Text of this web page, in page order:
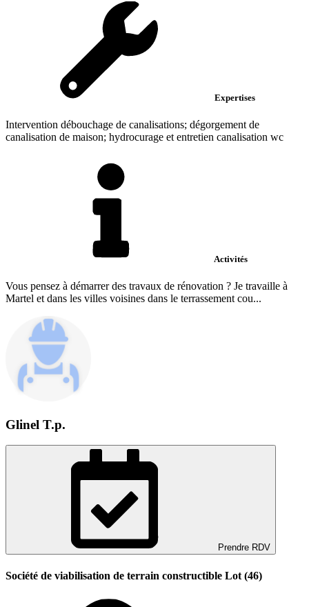
Expertises
Intervention débouchage de canalisations; dégorgement de
canalisation de maison; hydrocurage et entretien canalisation wc
Activités
Vous pensez à démarrer des travaux de rénovation ? Je travaille à
Martel et dans les villes voisines dans le terrassement cou...
Glinel T.p.
Prendre RDV
Société de viabilisation de terrain constructible Lot (46)